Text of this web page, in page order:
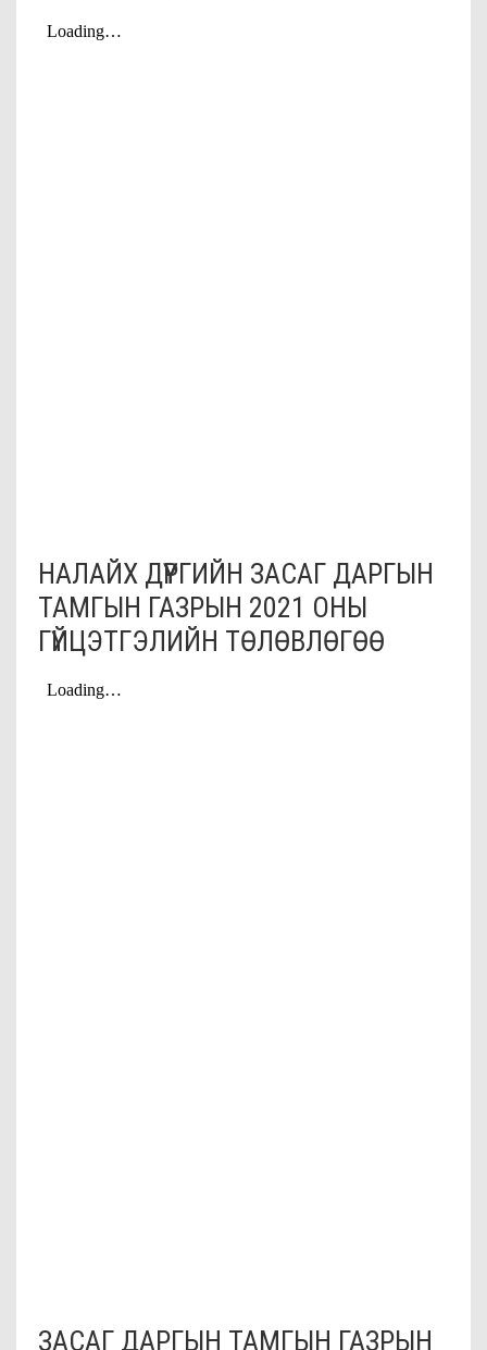
НАЛАЙХ ДҮҮРГИЙН ЗАСАГ ДАРГЫН
ТАМГЫН ГАЗРЫН 2021 ОНЫ
ГҮЙЦЭТГЭЛИЙН ТӨЛӨВЛӨГӨӨ
ЗАСАГ ДАРГЫН ТАМГЫН ГАЗРЫН